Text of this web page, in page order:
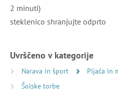
2 minuti)
steklenico shranjujte odprto
Uvrščeno v kategorije
Narava in šport
Pijača in
Šolske torbe